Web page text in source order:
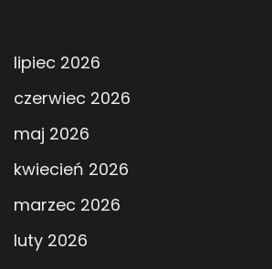
lipiec 2026
czerwiec 2026
maj 2026
kwiecień 2026
marzec 2026
luty 2026